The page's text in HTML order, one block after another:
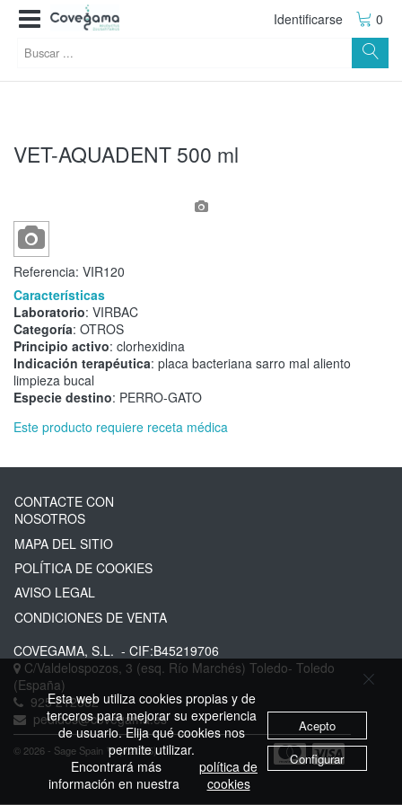
Identificarse 0
VET-AQUADENT 500 ml
Referencia: VIR120
Características
Laboratorio: VIRBAC
Categoría: OTROS
Principio activo: clorhexidina
Indicación terapéutica: placa bacteriana sarro mal aliento
limpieza bucal
Especie destino: PERRO-GATO
Este producto requiere receta médica
CONTACTE CON
NOSOTROS
MAPA DEL SITIO
POLÍTICA DE COOKIES
AVISO LEGAL
CONDICIONES DE VENTA
COVEGAMA, S.L. - CIF:B45219706
C/Valdelospozos, 3 (esq. Río Marchés) Toledo- Toledo
(España)
925 212882
pedidos@covegama.es
© 2026 - Sage Spain ™ (v.20.25)
Esta web utiliza cookies propias y de
terceros para mejorar su experiencia
de usuario. Elija qué cookies nos
permite utilizar.
Encontrará más
información en nuestra
política de
cookies
Acepto
Configurar